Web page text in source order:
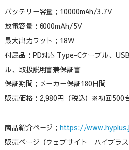
バッテリー容量：10000mAh/3.7V
放電容量：6000mAh/5V
最大出力ワット：18W
付属品：PD対応 Type-Cケーブル、
ル、取扱説明書兼保証書
保証期間：メーカー保証180日間
販売価格：2,980円（税込）※初回500
商品紹介ページ：https://
販売ページ（ウェブサイト「ハイプラ